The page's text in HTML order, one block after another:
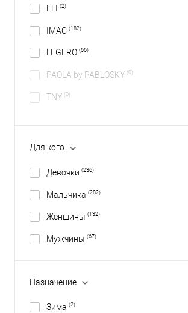
ELI (2)
IMAC (182)
LEGERO (66)
PAOLA by PABLOSKY (0)
TNY (0)
Для кого
Девочки (236)
Мальчика (282)
Женщины (132)
Мужчины (67)
Назначение
Зима (2)